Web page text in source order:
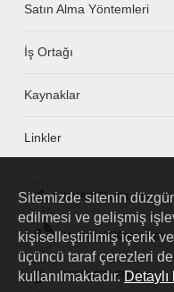
Satın Alma Yöntemleri
İş Ortağı
Kaynaklar
Linkler
HUAWEI eKit App
Huawei HiKnow App
HUAWEI eFly App
Sitemizde sitenin
edilmesi ve gelişmiş
kişiselleştirilmiş içerik
üçüncü taraf çerezleri
kullanılmaktadır. Detaylı